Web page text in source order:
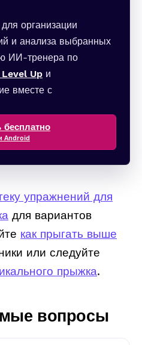
организации
и анализа выбранных
ИИ-тренера по
Up и
вместе с
бесплатно
Android
упражнений для
для вариантов
как прыгать выше
или следуйте
прыжка.
вопросы